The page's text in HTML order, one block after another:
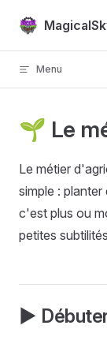
Passer au
Menu
🌱 Le
Le métier
simple :
c'est plus ou
petites
▶️